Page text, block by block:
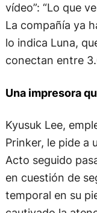
vídeo”: “Lo que
La compañía ya
lo indica Luna,
conectan entre
Una impresora
Kyusuk Lee,
Prinker, le pide a
Acto seguido
en cuestión de
temporal en su